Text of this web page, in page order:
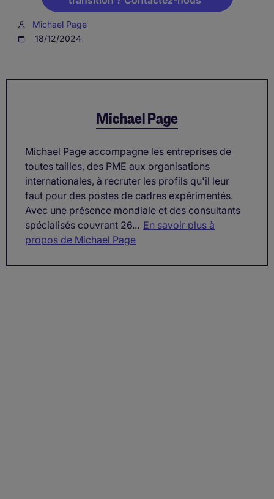
Michael Page
18/12/2024
Michael Page
Michael Page accompagne les entreprises de
toutes tailles, des PME aux organisations
internationales, à recruter les profils qu'il leur
faut pour des postes de cadres expérimentés.
Avec une présence mondiale et des consultants
spécialisés couvrant 26... En savoir plus à
propos de Michael Page